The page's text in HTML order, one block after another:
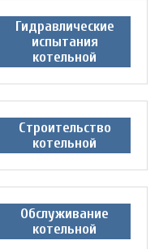
Гидравлические
испытания
котельной
Строительство
котельной
Обслуживание
котельной